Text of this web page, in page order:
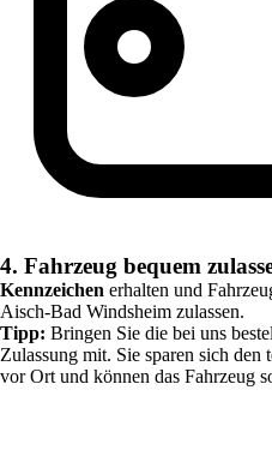
4. Fahrzeug bequem
Kennzeichen erhalten und
Aisch-Bad Windsheim zulassen.
Tipp: Bringen Sie die bei uns
Zulassung mit. Sie sparen sich
vor Ort und können das Fahrzeug